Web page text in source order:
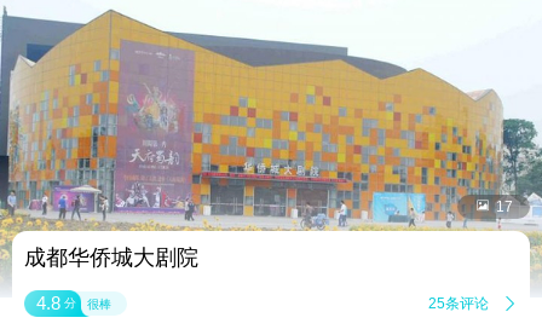
 17
成都华侨城大剧院
4.8 分 很棒 25条评论 